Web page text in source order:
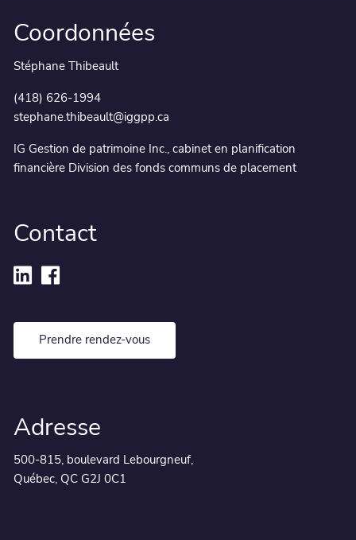
Coordonnées
Stéphane Thibeault
(418) 626-1994
stephane.thibeault@iggpp.ca
IG Gestion de patrimoine Inc., cabinet en planification
financière Division des fonds communs de placement
Contact
Prendre rendez-vous
Adresse
500-815, boulevard Lebourgneuf,
Québec, QC G2J 0C1